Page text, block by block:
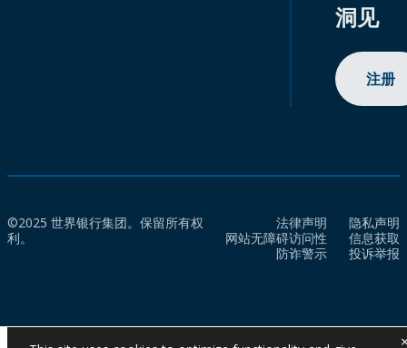
洞见
注册
©2025 世界银行集团。保留所有权
利。
法律声明
隐私声明
网站无障碍访问性
信息获取
防诈警示
投诉举报